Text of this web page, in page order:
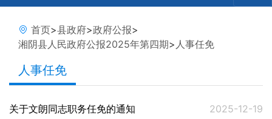
首页>县政府>政府公报>
湘阴县人民政府公报2025年第四期> 人事任免
人事任免
关于文朗同志职务任免的通知 2025-12-19